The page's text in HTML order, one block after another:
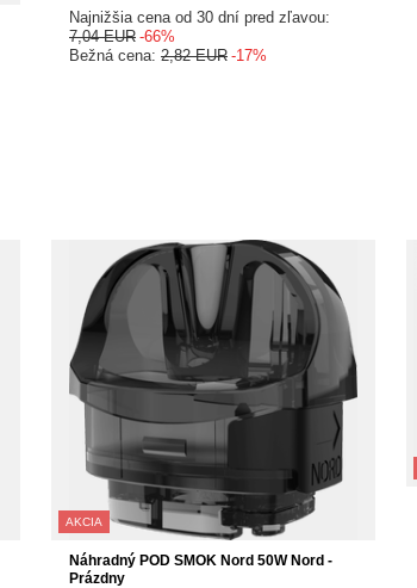
Najnižšia cena od 30 dní pred zľavou:
7,04 EUR -66%
Bežná cena: 2,82 EUR -17%
AKCIA
Náhradný POD SMOK Nord 50W Nord -
Prázdny